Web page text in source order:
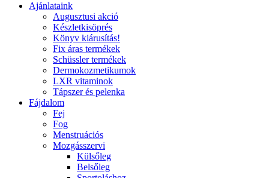
Ajánlataink
Augusztusi akció
Készletkisöprés
Könyv kiárusítás!
Fix áras termékek
Schüssler termékek
Dermokozmetikumok
LXR vitaminok
Tápszer és pelenka
Fájdalom
Fej
Fog
Menstruációs
Mozgásszervi
Külsőleg
Belsőleg